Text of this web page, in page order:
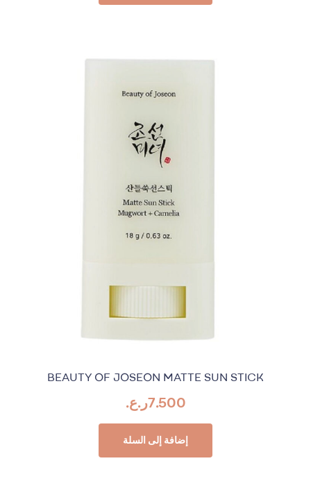
BEAUTY OF JOSEON MATTE SUN STICK
7.500ر.ع.
إضافة إلى السلة